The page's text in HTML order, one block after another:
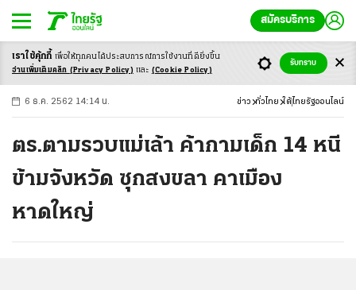
สมัครบริการ
-ก ก ก+
6 ธ.ค. 2562 14:14 น. ข่าว ทั่วไทย ใต้ ไทยรัฐออนไลน์
ตร.ตามรวบแม่เล้า ค้ากามเด็ก 14 หนี
ข้ามจังหวัด ซุกสงขลา คาเมือง
หาดใหญ่
เราใช้คุ้กกี้ เพื่อให้ทุกคนได้ประสบการณ์การใช้งานที่ดียิ่งขึ้น
อ่านเพิ่มเติมคลิก (Privacy Policy) และ (Cookie Policy)
รับทราบ